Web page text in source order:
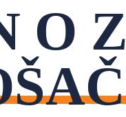
O